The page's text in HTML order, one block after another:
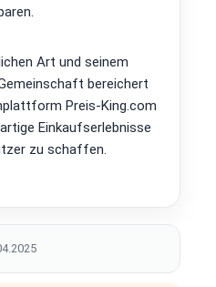
Art und seinem
bereichert
Preis-King.com
Einkaufserlebnisse
zu schaffen.